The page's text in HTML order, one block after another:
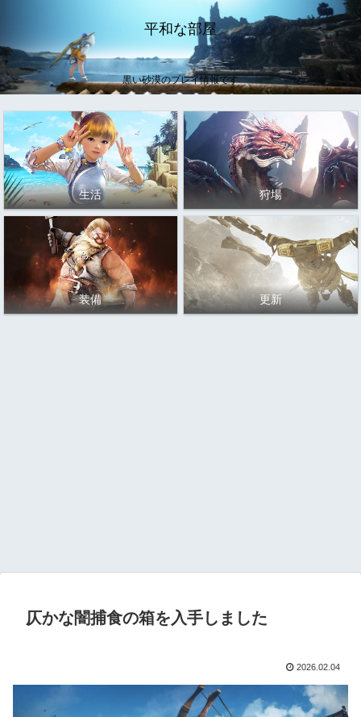
平和な部屋
黒い砂漠のプレイ情報です
生活 狩場
装備 更新
仄かな闇捕食の箱を入手しました
2026.02.04